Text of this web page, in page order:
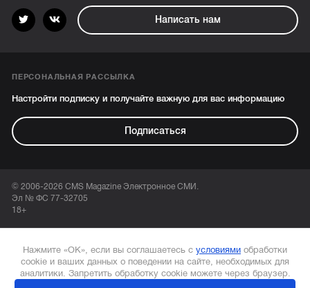
Написать нам
ПЕРСОНАЛЬНАЯ РАССЫЛКА
Настройти подписку и получайте важную для вас информацию
Подписаться
© 2006-2026 CMS Magazine Электронное СМИ.
Эл № ФС 77-32705
18+
Нажмите «ОК», если вы соглашаетесь с условиями обработки
cookie и ваших данных о поведении на сайте, необходимых для
аналитики. Запретить обработку cookie можете через браузер.